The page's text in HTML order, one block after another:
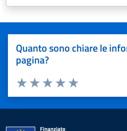
Quanto sono chiare le
pagina?
Valuta 5 stelle su
Valuta 4 stelle su 5
Valuta 3 stelle su 5
Valuta 2 stelle su 5
Valuta 1 stelle su 5